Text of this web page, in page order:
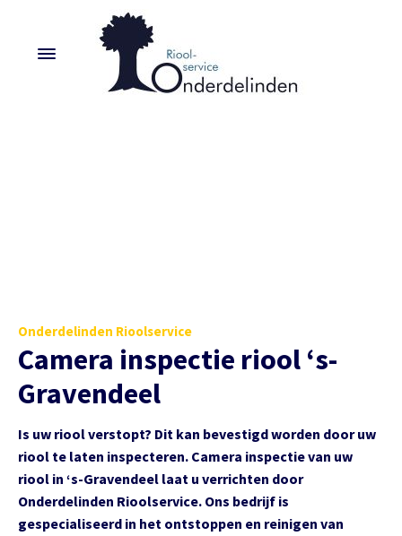
Onderdelinden Rioolservice
Camera inspectie riool ‘s-
Gravendeel
Is uw riool verstopt? Dit kan bevestigd worden door uw
riool te laten inspecteren. Camera inspectie van uw
riool in ‘s-Gravendeel laat u verrichten door
Onderdelinden Rioolservice. Ons bedrijf is
gespecialiseerd in het ontstoppen en reinigen van